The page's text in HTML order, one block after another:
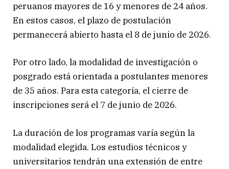
peruanos mayores de 16 y menores de 24 años.
En estos casos, el plazo de postulación
permanecerá abierto hasta el 8 de junio de 2026.
Por otro lado, la modalidad de investigación o
posgrado está orientada a postulantes menores
de 35 años. Para esta categoría, el cierre de
inscripciones será el 7 de junio de 2026.
La duración de los programas varía según la
modalidad elegida. Los estudios técnicos y
universitarios tendrán una extensión de entre